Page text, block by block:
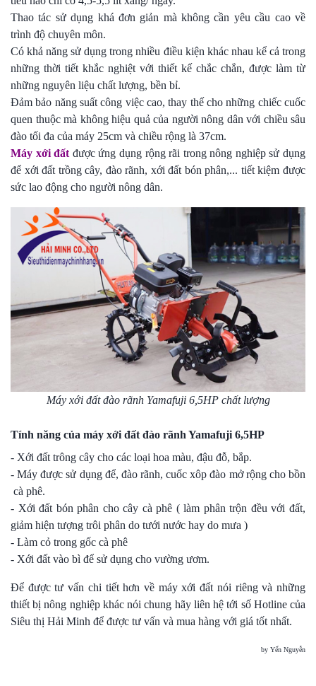
Thao tác sử dụng khá đơn giản mà không cần yêu cầu cao về
trình độ chuyên môn.
Có khả năng sử dụng trong nhiều điều kiện khác nhau kể cả trong
những thời tiết khắc nghiệt với thiết kế chắc chắn, được làm từ
những nguyên liệu chất lượng, bền bỉ.
Đảm bảo năng suất công việc cao, thay thế cho những chiếc cuốc
quen thuộc mà không hiệu quả của người nông dân với chiều sâu
đào tối đa của máy 25cm và chiều rộng là 37cm.
Máy xới đất được ứng dụng rộng rãi trong nông nghiệp sử dụng
để xới đất trồng cây, đào rãnh, xới đất bón phân,... tiết kiệm được
sức lao động cho người nông dân.
Máy xới đất đào rãnh Yamafuji 6,5HP chất lượng
Tính năng của máy xới đất đào rãnh Yamafuji 6,5HP
- Xới đất trông cây cho các loại hoa màu, đậu đỗ, bắp.
- Máy được sử dụng để, đào rãnh, cuốc xôp đào mở rộng cho bồn
cà phê.
- Xới đất bón phân cho cây cà phê ( làm phân trộn đều với đất,
giảm hiện tượng trôi phân do tưới nước hay do mưa )
- Làm cỏ trong gốc cà phê
- Xới đất vào bì để sử dụng cho vường ươm.
Để được tư vấn chi tiết hơn về máy xới đất nói riêng và những
thiết bị nông nghiệp khác nói chung hãy liên hệ tới số Hotline của
Siêu thị Hải Minh để được tư vấn và mua hàng với giá tốt nhất.
by Yến Nguyễn